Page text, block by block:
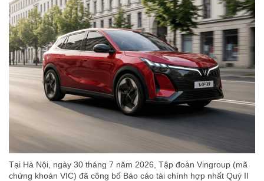
Tại Hà Nội, ngày 30 tháng 7 năm 2026, Tập đoàn Vingroup (mã
chứng khoán VIC) đã công bố Báo cáo tài chính hợp nhất Quý II